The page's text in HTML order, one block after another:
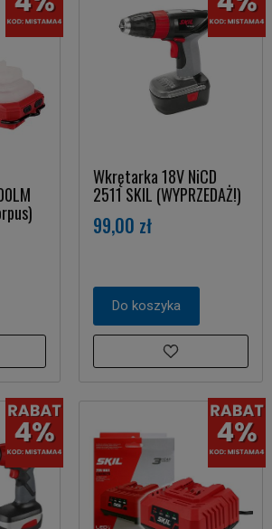
Wkrętarka 18V NiCD
2511 SKIL (WYPRZEDAŻ!)
99,00 zł
Do koszyka